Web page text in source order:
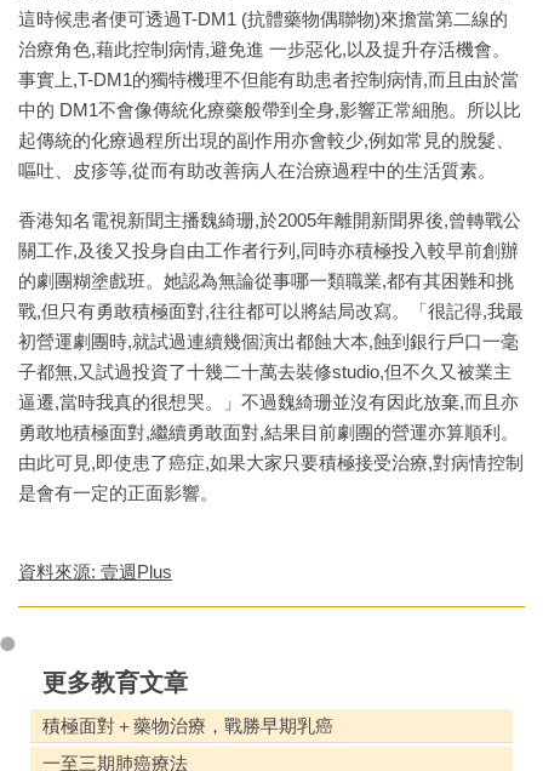
這時候患者便可透過T-DM1 (抗體藥物偶聯物)來擔當第二線的
治療角色,藉此控制病情,避免進 一步惡化,以及提升存活機會。
事實上,T-DM1的獨特機理不但能有助患者控制病情,而且由於當
中的 DM1不會像傳統化療藥般帶到全身,影響正常細胞。所以比
起傳統的化療過程所出現的副作用亦會較少,例如常見的脫髮、
嘔吐、皮疹等,從而有助改善病人在治療過程中的生活質素。
香港知名電視新聞主播魏綺珊,於2005年離開新聞界後,曾轉戰公
關工作,及後又投身自由工作者行列,同時亦積極投入較早前創辦
的劇團糊塗戲班。她認為無論從事哪一類職業,都有其困難和挑
戰,但只有勇敢積極面對,往往都可以將結局改寫。「很記得,我最
初營運劇團時,就試過連續幾個演出都蝕大本,蝕到銀行戶口一毫
子都無,又試過投資了十幾二十萬去裝修studio,但不久又被業主
逼遷,當時我真的很想哭。」不過魏綺珊並沒有因此放棄,而且亦
勇敢地積極面對,繼續勇敢面對,結果目前劇團的營運亦算順利。
由此可見,即使患了癌症,如果大家只要積極接受治療,對病情控制
是會有一定的正面影響。
資料來源: 壹週Plus
更多教育文章
積極面對＋藥物治療，戰勝早期乳癌
一至三期肺癌療法